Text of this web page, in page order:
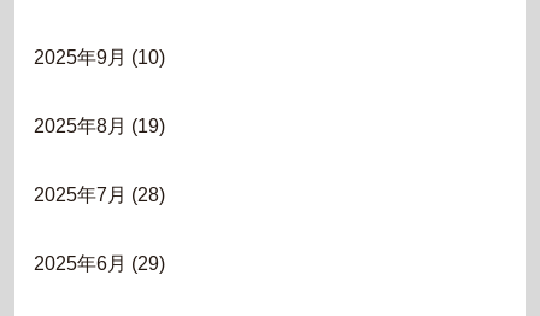
2025年9月 (10)
2025年8月 (19)
2025年7月 (28)
2025年6月 (29)